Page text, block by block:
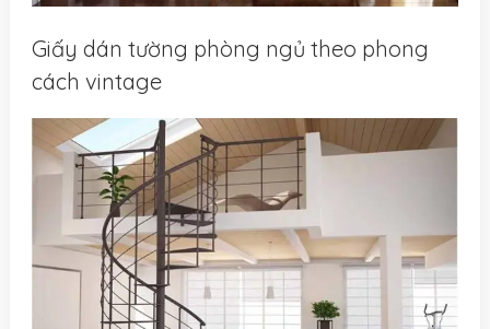
Giấy dán tường phòng ngủ theo phong
cách vintage